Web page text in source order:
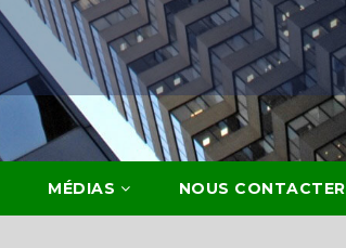
MÉDIAS NOUS CONTACTER